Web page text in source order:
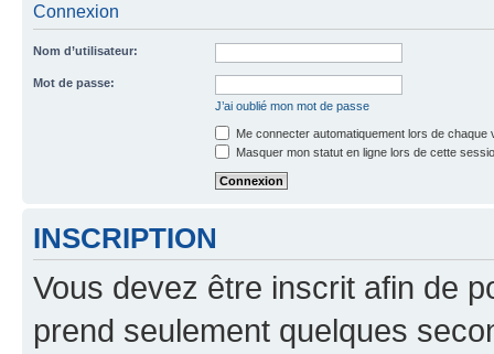
Connexion
Nom d’utilisateur:
Mot de passe:
J’ai oublié mon mot de passe
Me connecter automatiquement lors de chaque
Masquer mon statut en ligne lors de cette
INSCRIPTION
Vous devez être inscrit afin de
prend seulement quelques